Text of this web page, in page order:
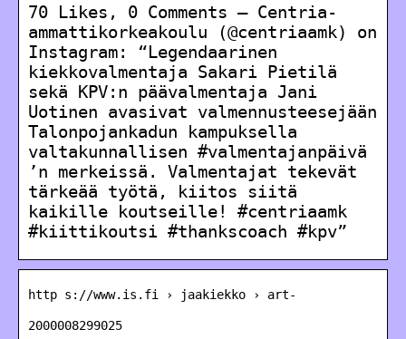
70 Likes, 0 Comments – Centria-
ammattikorkeakoulu (@centriaamk) on
Instagram: “Legendaarinen
kiekkovalmentaja Sakari Pietilä
sekä KPV:n päävalmentaja Jani
Uotinen avasivat valmennusteesejään
Talonpojankadun kampuksella
valtakunnallisen #valmentajanpäivä
’n merkeissä. Valmentajat tekevät
tärkeää työtä, kiitos siitä
kaikille koutseille! #centriaamk
#kiittikoutsi #thankscoach #kpv”
http s://www.is.fi › jaakiekko › art-
2000008299025